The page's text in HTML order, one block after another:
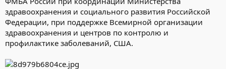
здравоохранения и социального развития Российской
Федерации, при поддержке Всемирной организации
здравоохранения и центров по контролю и
профилактике заболеваний, США.